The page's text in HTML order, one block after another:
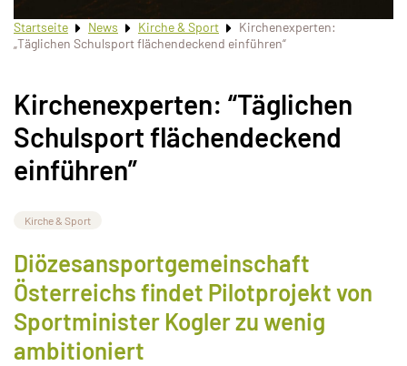
Startseite News Kirche & Sport
Kirchenexperten:
„Täglichen Schulsport flächendeckend einführen“
Kirchenexperten: “Täglichen
Schulsport flächendeckend
einführen”
Kirche & Sport
Diözesansportgemeinschaft
Österreichs findet Pilotprojekt von
Sportminister Kogler zu wenig
ambitioniert